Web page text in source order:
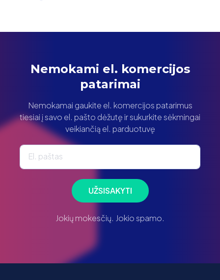
Nemokami el. komercijos
patarimai
Nemokamai gaukite el. komercijos patarimus
tiesiai į savo el. pašto dėžutę ir sukurkite sėkmingai
veikiančią el. parduotuvę
El. paštas
UŽSISAKYTI
Jokių mokesčių. Jokio spamo.